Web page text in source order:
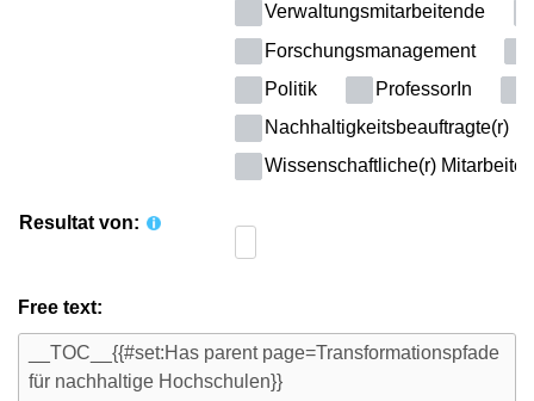
Verwaltungsmitarbeitende
Forschungsmanagement
Politik
ProfessorIn
Nachhaltigkeitsbeauftragte(r)
Wissenschaftliche(r)
Resultat von:
Free text: